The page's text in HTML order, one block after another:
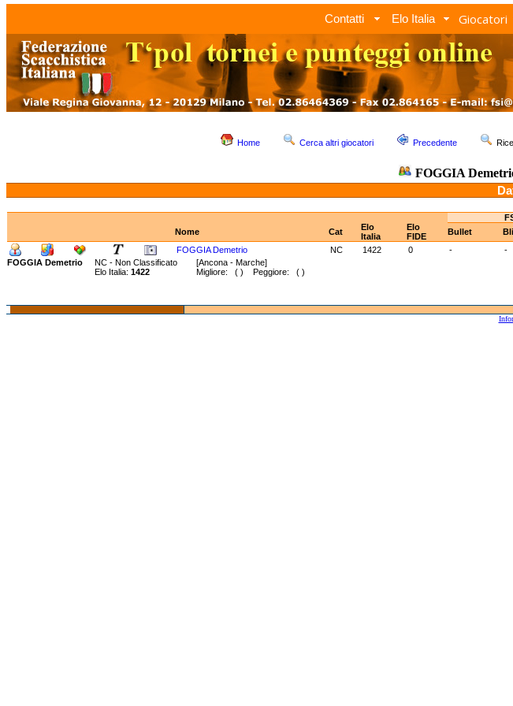
Contatti Elo Italia Giocatori
Home Cerca altri giocatori Precedente
FOGGIA
Nome
Cat
Elo
Italia
Elo
FIDE
Bullet
FOGGIA Demetrio
NC 1422 0 - -
FOGGIA Demetrio
NC - Non Classificato [Ancona - Marche]
Elo Italia: 1422 Migliore: ( ) Peggiore: ( )